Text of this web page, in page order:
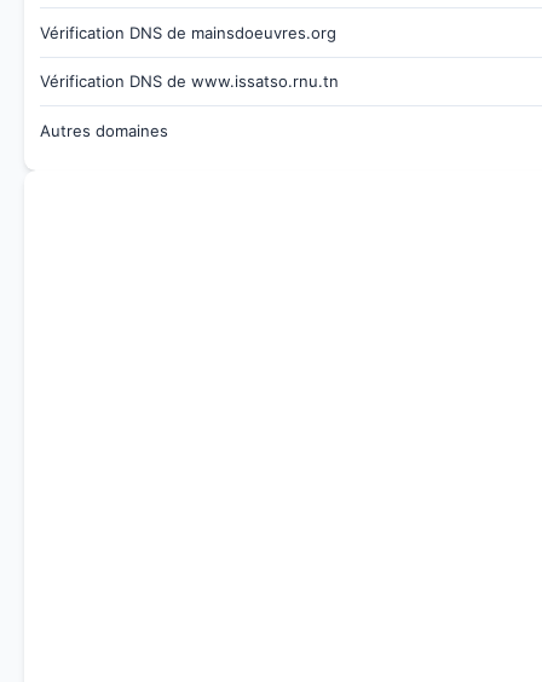
Vérification DNS de mainsdoeuvres.org
Vérification DNS de www.issatso.rnu.tn
Autres domaines